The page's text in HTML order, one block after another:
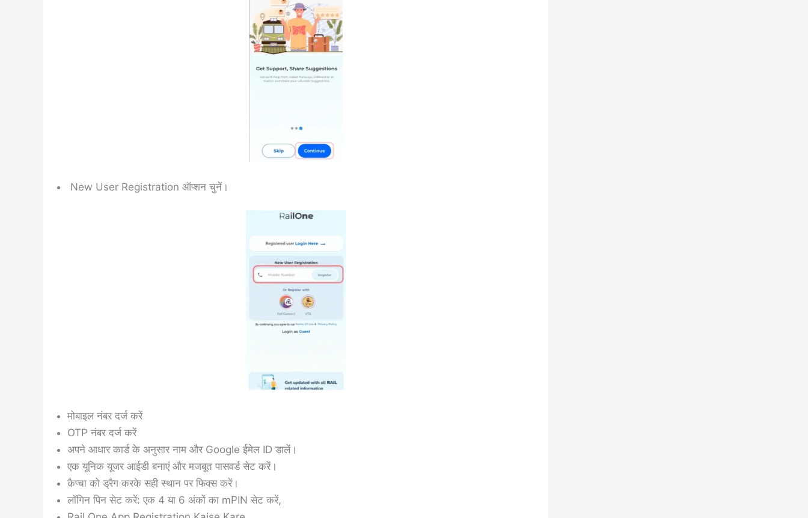
New User Registration ऑप्शन चुनें।
मोबाइल नंबर दर्ज करें
OTP नंबर दर्ज करें
अपने आधार कार्ड के अनुसार नाम और Google ईमेल ID डालें।
एक यूनिक यूजर आईडी बनाएं और मजबूत पासवर्ड सेट करें।
कैप्चा को ड्रैग करके सही स्थान पर फिक्स करें।
लॉगिन पिन सेट करें: एक 4 या 6 अंकों का mPIN सेट करें,